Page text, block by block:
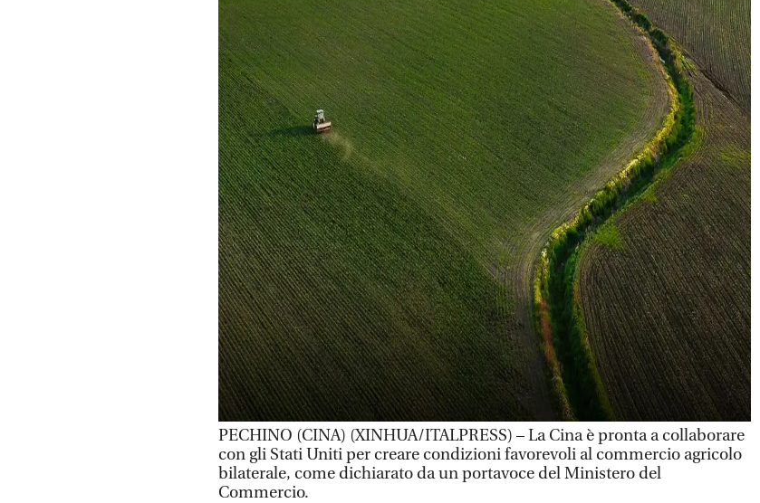
PECHINO (CINA) (XINHUA/ITALPRESS) – La Cina è pronta a collaborare
con gli Stati Uniti per creare condizioni favorevoli al commercio agricolo
bilaterale, come dichiarato da un portavoce del Ministero del
Commercio.